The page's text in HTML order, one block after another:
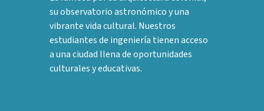
su observatorio astronómico y una
vibrante vida cultural. Nuestros
estudiantes de ingeniería tienen acceso
a una ciudad llena de oportunidades
culturales y educativas.